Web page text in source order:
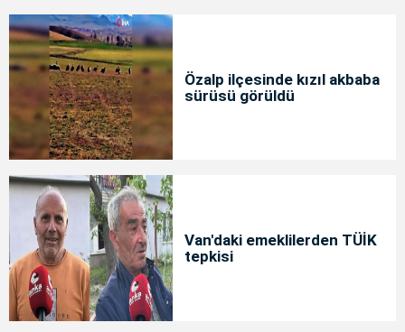
Özalp ilçesinde kızıl akbaba
sürüsü görüldü
Van'daki emeklilerden TÜİK
tepkisi